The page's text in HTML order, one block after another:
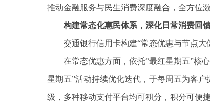
推动金融服务与民生消费深度融合，全方位
构建常态化惠民体系，深化日常消费回
交通银行信用卡构建“常态优惠与节点大
在常态优惠方面，依托“最红星期五”核
星期五”活动持续优化迭代，于每周五为客
级，多种移动支付平台均可积分，积分可便